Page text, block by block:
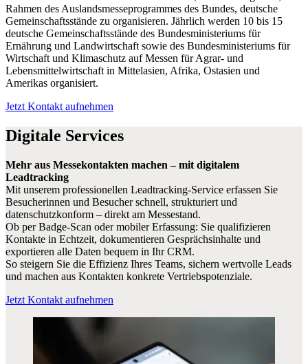
Rahmen des Auslandsmesseprogrammes des Bundes, deutsche
Gemeinschaftsstände zu organisieren. Jährlich werden 10 bis 15
deutsche Gemeinschaftsstände des Bundesministeriums für
Ernährung und Landwirtschaft sowie des Bundesministeriums für
Wirtschaft und Klimaschutz auf Messen für Agrar- und
Lebensmittelwirtschaft in Mittelasien, Afrika, Ostasien und
Amerikas organisiert.
Jetzt Kontakt aufnehmen
Digitale Services
Mehr aus Messekontakten machen – mit digitalem
Leadtracking
Mit unserem professionellen Leadtracking-Service erfassen Sie
Besucherinnen und Besucher schnell, strukturiert und
datenschutzkonform – direkt am Messestand.
Ob per Badge-Scan oder mobiler Erfassung: Sie qualifizieren
Kontakte in Echtzeit, dokumentieren Gesprächsinhalte und
exportieren alle Daten bequem in Ihr CRM.
So steigern Sie die Effizienz Ihres Teams, sichern wertvolle Leads
und machen aus Kontakten konkrete Vertriebspotenziale.
Jetzt Kontakt aufnehmen